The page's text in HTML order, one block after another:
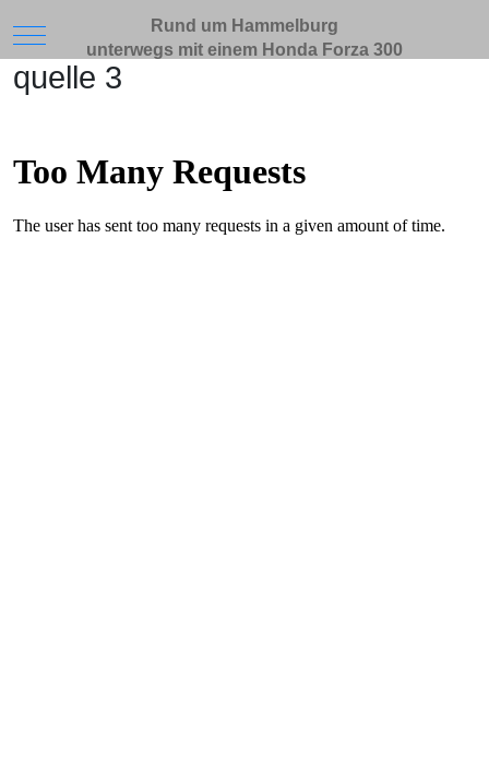
Mobile Menu ToggleRund um Hammelburg
unterwegs mit einem Honda Forza 300
quelle 3